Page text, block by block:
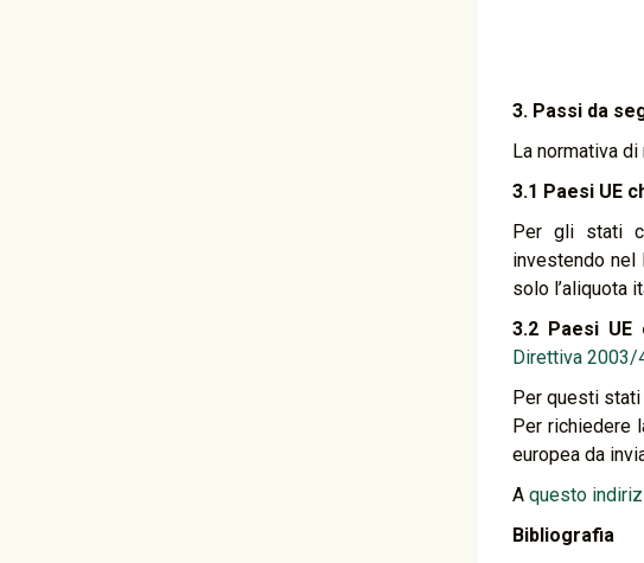
3. Passi da
La normativa
3.1 Paesi UE
Per gli stati
investendo nel
solo l’aliquota
3.2 Paesi UE
Direttiva 2003/
Per questi stati
Per richiedere
europea da
A questo
Bibliografia